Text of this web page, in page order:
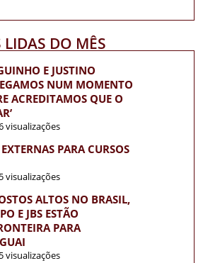
DO MÊS
E JUSTINO
NUM MOMENTO
ACREDITAMOS QUE O
visualizações
PARA CURSOS
visualizações
ALTOS NO BRASIL,
E JBS ESTÃO
PARA
visualizações